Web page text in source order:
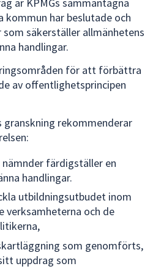
kommun har beslutade och
säkerställer allmänhetens
handlingar.
för att förbättra
av offentlighetsprincipen
granskning rekommenderar
färdigställer en
handlingar.
utbildningsutbudet inom
verksamheterna och de
som genomförts,
uppdrag som